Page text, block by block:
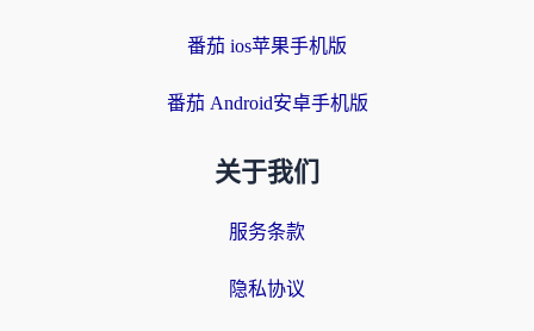
番茄 ios苹果手机版
番茄 Android安卓手机版
关于我们
服务条款
隐私协议